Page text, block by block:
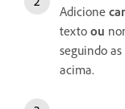
Adicione
texto ou
seguindo
acima.